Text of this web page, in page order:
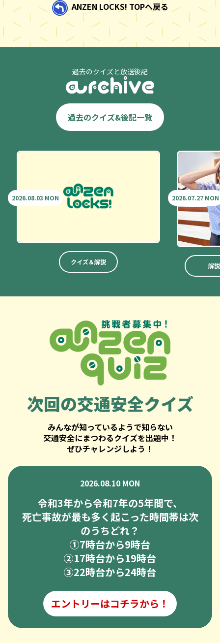
ANZEN LOCKS! TOPへ戻る
過去のクイズと放送後記
過去のクイズ&後記一覧
2026.08.03 MON
クイズ＆解説
2026.07.27 MON
解説
次回の交通安全クイズ
みんなが知っているようで知らない
交通安全にまつわるクイズを出題中！
ぜひチャレンジしよう！
2026.08.10 MON
令和3年から令和7年の5年間で、
死亡事故が最も多く起こった時間帯は次
のうちどれ？
➀7時台から9時台
②17時台から19時台
③22時台から24時台
エントリーはコチラから！